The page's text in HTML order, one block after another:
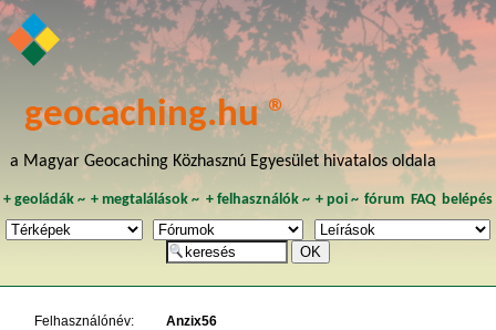
geocaching.hu ®
a Magyar Geocaching Közhasznú Egyesület hivatalos oldala
+ geoládák~ +megtalálások ~ + felhasználók~ + poi~ fórum FAQ belépés
Felhasználónév:
Anzix56